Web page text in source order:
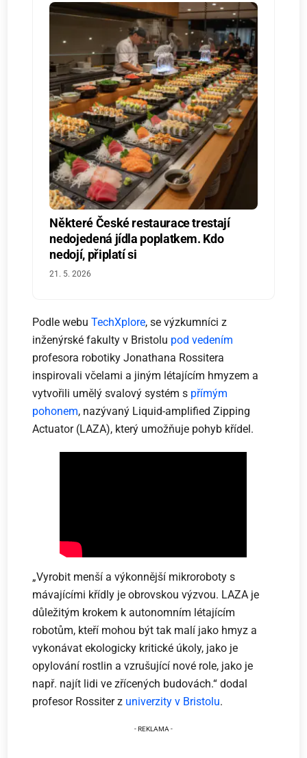
Některé České restaurace trestají
nedojedená jídla poplatkem. Kdo
nedojí, připlatí si
21. 5. 2026
Podle webuTechXplore, se výzkumníci z
inženýrské fakulty v Bristolu pod vedením
profesora robotiky Jonathana Rossitera
inspirovali včelami a jiným létajícím hmyzem a
vytvořili umělý svalový systém s přímým
pohonem, nazývaný Liquid-amplified Zipping
Actuator (LAZA), který umožňuje pohyb křídel.
„Vyrobit menší a výkonnější mikroroboty s
mávajícími křídly je obrovskou výzvou. LAZA je
důležitým krokem k autonomním létajícím
robotům, kteří mohou být tak malí jako hmyz a
vykonávat ekologicky kritické úkoly, jako je
opylování rostlin a vzrušující nové role, jako je
např. najít lidi ve zřícených budovách.“ dodal
profesor Rossiter z univerzity v Bristolu.